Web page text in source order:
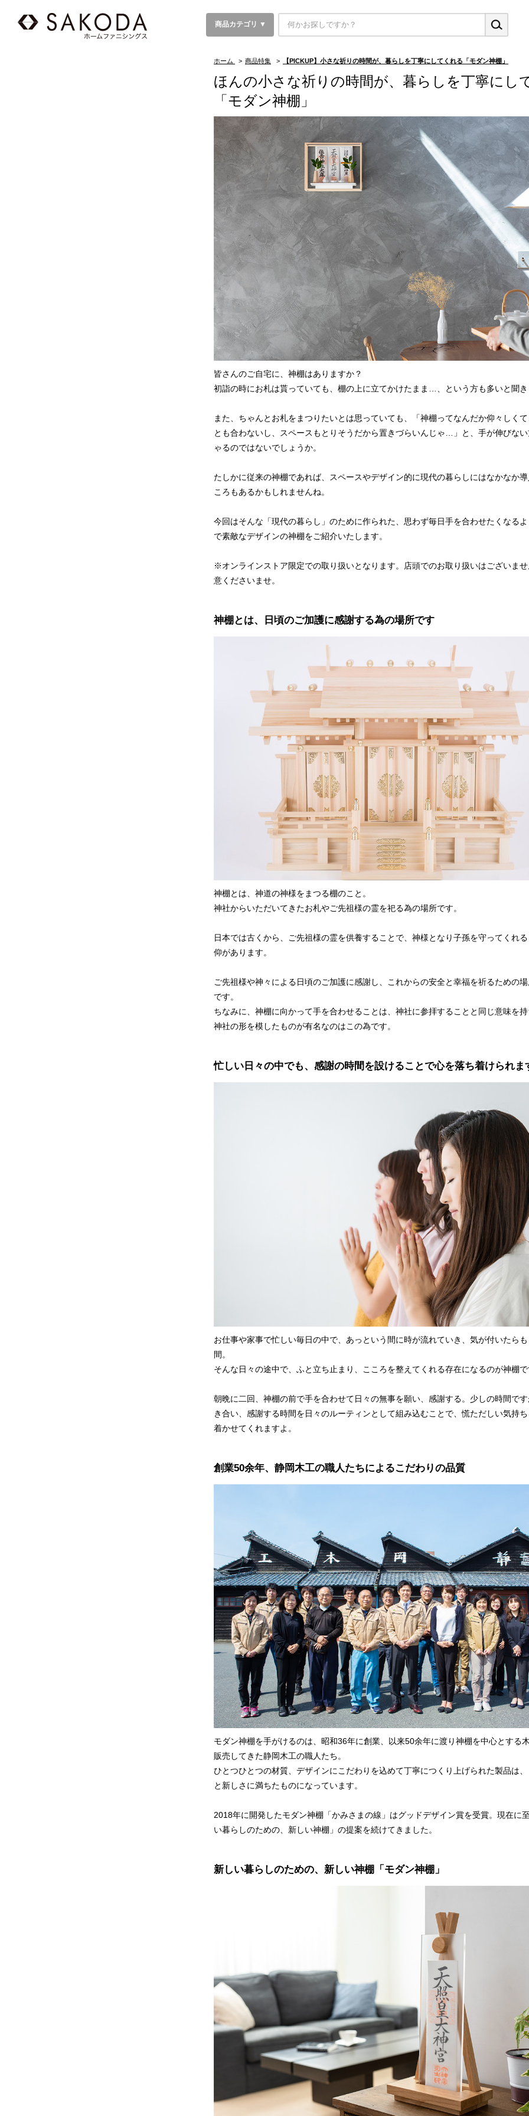
商品カテゴリ ▼
ホーム > 商品特集 > 【PICKUP】小さな祈りの時間が、暮らしを丁寧にしてくれる「モダン神棚」
ほんの小さな祈りの時間が、暮らしを丁寧にし
「モダン神棚」
皆さんのご自宅に、神棚はありますか？
初詣の時にお札は貰っていても、棚の上に立てかけたまま…、という方も多いと聞
また、ちゃんとお札をまつりたいとは思っていても、「神棚ってなんだか仰々しく
とも合わないし、スペースもとりそうだから置きづらいんじゃ…」と、手が伸びな
ゃるのではないでしょうか。
たしかに従来の神棚であれば、スペースやデザイン的に現代の暮らしにはなかなか
ころもあるかもしれませんね。
今回はそんな「現代の暮らし」のために作られた、思わず毎日手を合わせたくなる
で素敵なデザインの神棚をご紹介いたします。
※オンラインストア限定での取り扱いとなります。店頭でのお取り扱いはございま
意くださいませ。
神棚とは、日頃のご加護に感謝する為の場所です
神棚とは、神道の神様をまつる棚のこと。
神社からいただいてきたお札やご先祖様の霊を祀る為の場所です。
日本では古くから、ご先祖様の霊を供養することで、神様となり子孫を守ってくれ
仰があります。
ご先祖様や神々による日頃のご加護に感謝し、これからの安全と幸福を祈るための
です。
ちなみに、神棚に向かって手を合わせることは、神社に参拝することと同じ意味を
神社の形を模したものが有名なのはこの為です。
忙しい日々の中でも、感謝の時間を設けることで心を落ち着けられま
お仕事や家事で忙しい毎日の中で、あっという間に時が流れていき、気が付いたら
間。
そんな日々の途中で、ふと立ち止まり、こころを整えてくれる存在になるのが神棚
朝晩に二回、神棚の前で手を合わせて日々の無事を願い、感謝する。少しの時間で
き合い、感謝する時間を日々のルーティンとして組み込むことで、慌ただしい気持
着かせてくれますよ。
創業50余年、静岡木工の職人たちによるこだわりの品質
モダン神棚を手がけるのは、昭和36年に創業、以来50余年に渡り神棚を中心とする
販売してきた静岡木工の職人たち。
ひとつひとつの材質、デザインにこだわりを込めて丁寧につくり上げられた製品は
と新しさに満ちたものになっています。
2018年に開発したモダン神棚「かみさまの線」はグッドデザイン賞を受賞。現在に
い暮らしのための、新しい神棚」の提案を続けてきました。
新しい暮らしのための、新しい神棚「モダン神棚」